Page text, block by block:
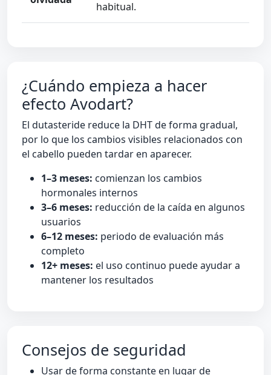
habitual.
¿Cuándo empieza a hacer
efecto Avodart?
El dutasteride reduce la DHT de forma gradual,
por lo que los cambios visibles relacionados con
el cabello pueden tardar en aparecer.
1–3 meses: comienzan los cambios
hormonales internos
3–6 meses: reducción de la caída en algunos
usuarios
6–12 meses: periodo de evaluación más
completo
12+ meses: el uso continuo puede ayudar a
mantener los resultados
Consejos de seguridad
Usar de forma constante en lugar de